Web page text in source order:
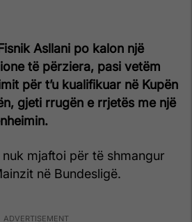
Fisnik Asllani po kalon një
të përziera, pasi vetëm
për t’u kualifikuar në Kupën
gjeti rrugën e rrjetës me një
mjaftoi për të shmangur
në Bundesligë.